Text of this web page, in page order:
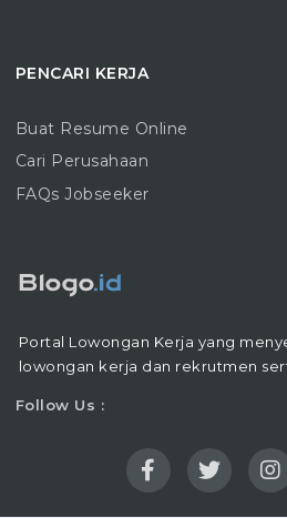
PENCARI KERJA
Buat Resume Online
Cari Perusahaan
FAQs Jobseeker
Portal Lowongan Kerja yang
lowongan kerja dan rekrutmen
Follow Us :